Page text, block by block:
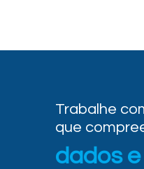
Trabalhe
que
dados